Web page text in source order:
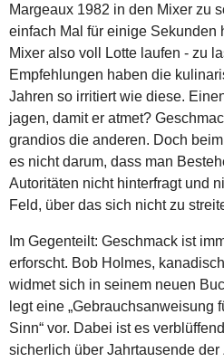
Margeaux 1982 in den Mixer zu
einfach Mal für einige Sekunden
Mixer also voll Lotte laufen - zu
Empfehlungen haben die
Jahren so irritiert wie diese.
jagen, damit er atmet?
grandios die anderen. Doch
es nicht darum, dass man
Autoritäten nicht hinterfragt und
Feld, über das sich nicht zu
Im Gegenteilt: Geschmack ist
erforscht. Bob Holmes,
widmet sich in seinem neuen
legt eine „Gebrauchsanweisung
Sinn“ vor. Dabei ist es
sicherlich über Jahrtausende der